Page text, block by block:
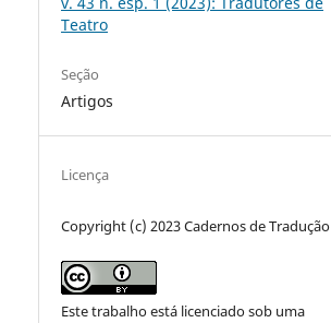
Teatro
Seção
Artigos
Licença
Copyright (c) 2023 Cadernos de Tradução
Este trabalho está licenciado sob uma